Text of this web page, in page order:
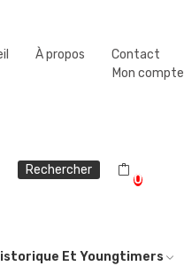
À propos
Contact
Mon compte
Rechercher
0
Et Youngtimers